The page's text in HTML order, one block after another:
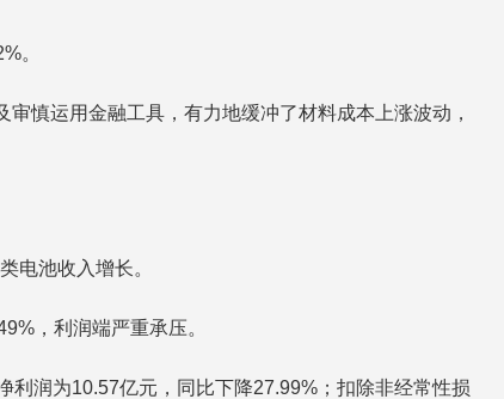
。
慎运用金融工具，有力地缓冲了材料成本上涨波动，
电池收入增长。
，利润端严重承压。
润为10.57亿元，同比下降27.99%；扣除非经常性损